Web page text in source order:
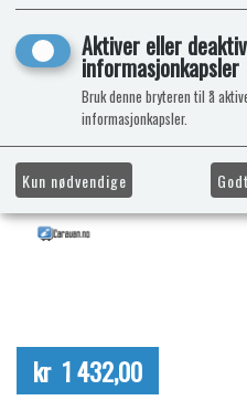
kr 1 432,00
Aktiver eller
informasjonkapsler
Bruk denne bryteren til å
informasjonkapsler.
Kun nødvendige